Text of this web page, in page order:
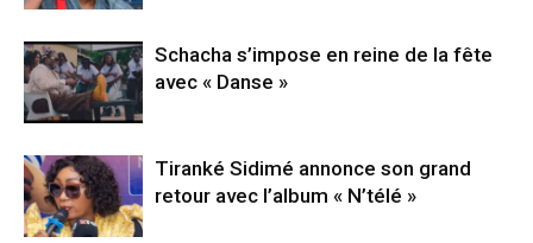
Schacha s’impose en reine de la fête
avec « Danse »
Tiranké Sidimé annonce son grand
retour avec l’album « N’télé »